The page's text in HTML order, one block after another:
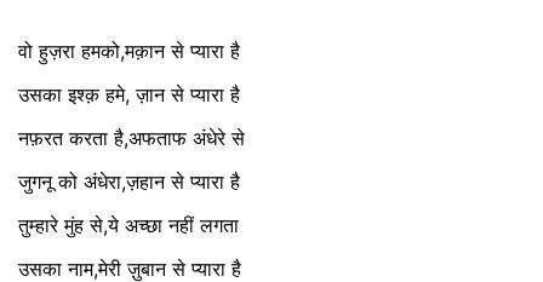
वो हुज़रा हमको,मक़ान से प्यारा है
उसका इश्क़ हमे, ज़ान से प्यारा है
नफ़रत करता है,अफताफ अंधेरे से
जुगनू को अंधेरा,ज़हान से प्यारा है
तुम्हारे मुंह से,ये अच्छा नहीं लगता
उसका नाम,मेरी ज़ुबान से प्यारा है